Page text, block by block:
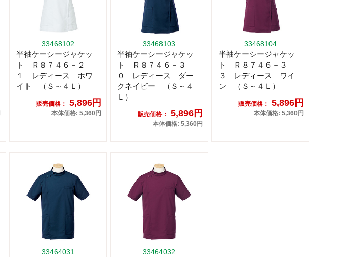
33468102
半袖ケーシージャケッ
ト Ｒ８７４６－２
１ レディース ホワ
イト （Ｓ～４Ｌ）
販売価格： 5,896円
本体価格: 5,360円
33468103
半袖ケーシージャケッ
ト Ｒ８７４６－３
０ レディース ダー
クネイビー （Ｓ～４
Ｌ）
販売価格： 5,896円
本体価格: 5,360円
33468104
半袖ケーシージャケッ
ト Ｒ８７４６－３
３ レディース ワイ
ン （Ｓ～４Ｌ）
販売価格： 5,896円
本体価格: 5,360円
33464031 33464032